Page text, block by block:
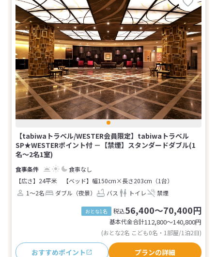
【tabiwaトラベル/WESTER会員限定】tabiwaトラベル
SP★WESTERポイント付 －【禁煙】スタンダードダブル(1
名～2名1室)
食事なし
【広さ】24平米
【ベッド】幅150cm×長さ203cm（1台）
1～2名
ダブル（夜景） バス トイレ 禁煙
おとな1名 税込56,400～70,400円
基本代金合計112,800〜140,800円
(おとな2名 こども0名・1部屋/1泊2日)
おすすめポイント プランの詳細